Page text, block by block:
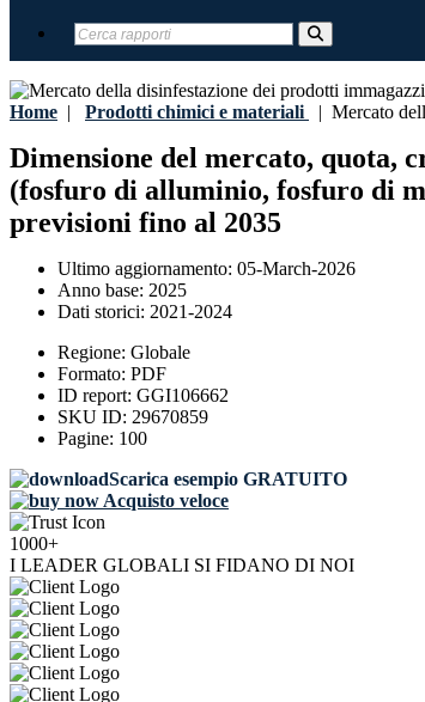
Home | Prodotti chimici e materiali | Mercato
Dimensione del mercato, quota,
(fosfuro di alluminio, fosfuro di
previsioni fino al 2035
Ultimo aggiornamento: 05-March-2026
Anno base: 2025
Dati storici: 2021-2024
Regione: Globale
Formato: PDF
ID report: GGI106662
SKU ID: 29670859
Pagine: 100
Scarica esempio GRATUITO
Acquisto veloce
1000+
I LEADER GLOBALI SI FIDANO DI NOI